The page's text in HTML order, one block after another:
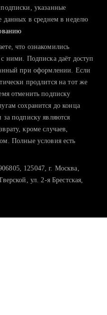
и вручную поднимаете
и оценить шансы
указанные
данных в среднем в неделю
что ознакомились
ними. Подписка даёт доступ
при оформлении. Если
продлится на тот же
отменить подписку
сохранится до конца
подписку являются
кроме случаев,
Полные условия есть
125047, г. Москва,
ул. 2-я Брестская,